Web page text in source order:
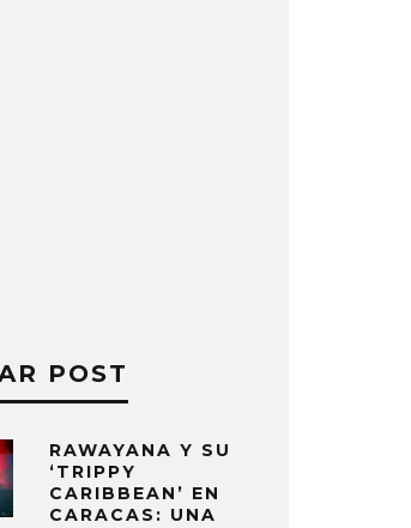
POST
RAWAYANA Y SU
‘TRIPPY
CARIBBEAN’ EN
CARACAS: UNA